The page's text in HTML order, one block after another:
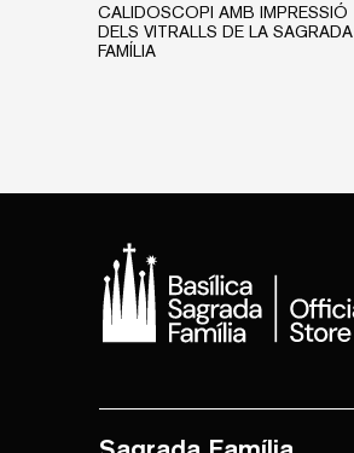
CALIDOSCOPI AMB IMPRESSIÓ
DELS VITRALLS DE LA SAGRADA
FAMÍLIA